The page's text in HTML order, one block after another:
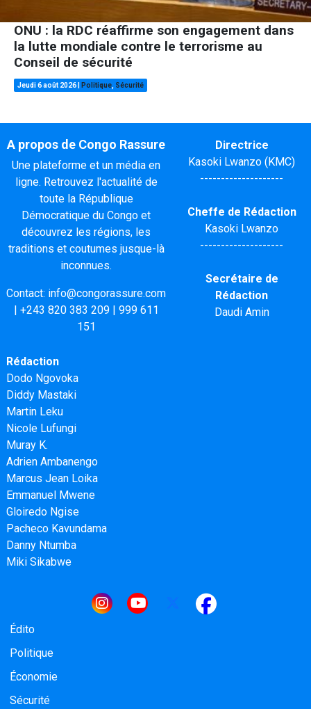
ONU : la RDC réaffirme son engagement dans
la lutte mondiale contre le terrorisme au
Conseil de sécurité
Jeudi 6 août 2026 Politique Sécurité
A propos de Congo Rassure
Une plateforme et un média en
ligne. Retrouvez l'actualité de
toute la République
Démocratique du Congo et
découvrez les régions, les
traditions et coutumes jusque-là
inconnues.
Contact: info@congorassure.com
| +243 820 383 209| 999 611
151
Directrice
Kasoki Lwanzo (KMC)
--------------------
Cheffe de Rédaction
Kasoki Lwanzo
--------------------
Secrétaire de
Rédaction
Daudi Amin
Rédaction
Dodo Ngovoka
Diddy Mastaki
Martin Leku
Nicole Lufungi
Muray K.
Adrien Ambanengo
Marcus Jean Loika
Emmanuel Mwene
Gloiredo Ngise
Pacheco Kavundama
Danny Ntumba
Miki Sikabwe
Navigation principale
Édito
Politique
Économie
Sécurité